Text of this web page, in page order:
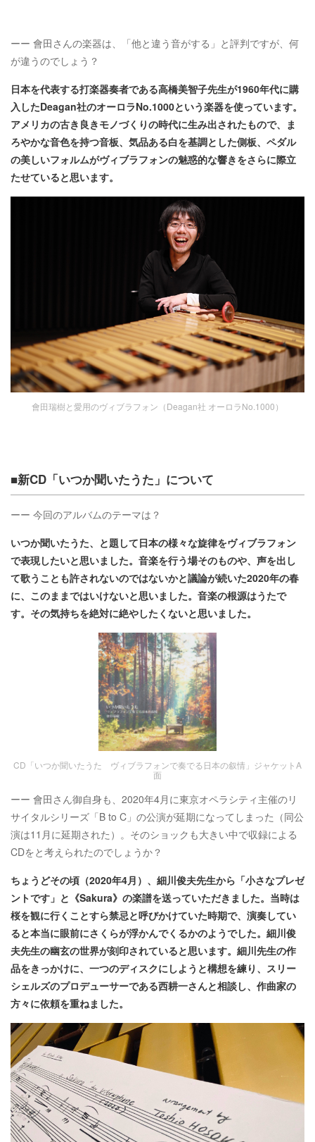
ーー 會田さんの楽器は、「他と違う音がする」と評判ですが、何
が違うのでしょう？
日本を代表する打楽器奏者である高橋美智子先生が1960年代に購
入したDeagan社のオーロラNo.1000という楽器を使っています。
アメリカの古き良きモノづくりの時代に生み出されたもので、ま
ろやかな音色を持つ音板、気品ある白を基調とした側板、ペダル
の美しいフォルムがヴィブラフォンの魅惑的な響きをさらに際立
たせていると思います。
會田瑞樹と愛用のヴィブラフォン（Deagan社 オーロラNo.1000）
■新CD「いつか聞いたうた」について
ーー 今回のアルバムのテーマは？
いつか聞いたうた、と題して日本の様々な旋律をヴィブラフォン
で表現したいと思いました。音楽を行う場そのものや、声を出し
て歌うことも許されないのではないかと議論が続いた2020年の春
に、このままではいけないと思いました。音楽の根源はうたで
す。その気持ちを絶対に絶やしたくないと思いました。
CD「いつか聞いたうた ヴィブラフォンで奏でる日本の叙情」ジャケットA
面
ーー 會田さん御自身も、2020年4月に東京オペラシティ主催のリ
サイタルシリーズ「B to C」の公演が延期になってしまった（同公
演は11月に延期された）。そのショックも大きい中で収録による
CDをと考えられたのでしょうか？
ちょうどその頃（2020年4月）、細川俊夫先生から「小さなプレゼ
ントです」と《Sakura》の楽譜を送っていただきました。当時は
桜を観に行くことすら禁忌と呼びかけていた時期で、演奏してい
ると本当に眼前にさくらが浮かんでくるかのようでした。細川俊
夫先生の幽玄の世界が刻印されていると思います。細川先生の作
品をきっかけに、一つのディスクにしようと構想を練り、スリー
シェルズのプロデューサーである西耕一さんと相談し、作曲家の
方々に依頼を重ねました。